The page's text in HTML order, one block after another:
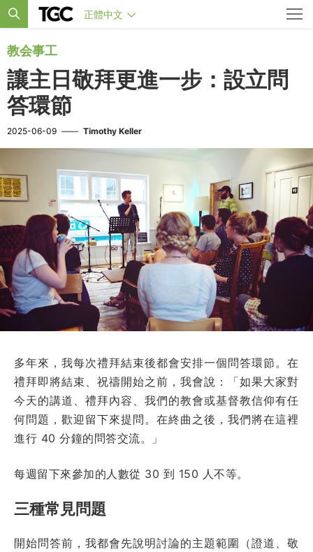
正體中文
教会事工
讓主日敬拜更進一步：設立問
答環節
2025-06-09 —— Timothy Keller
多年來，我每次禮拜結束後都會安排一個問答環節。在
禮拜即將結束、祝禱開始之前，我會說：「如果大家對
今天的講道、禮拜內容、我們的教會或基督教信仰有任
何問題，歡迎留下來提問。在終曲之後，我們將在這裡
進行 40 分鐘的問答交流。」
每週留下來參加的人數從 30 到 150 人不等。
三種常見問題
開始問答前，我都會先說明討論的主題範圍（證道、敬